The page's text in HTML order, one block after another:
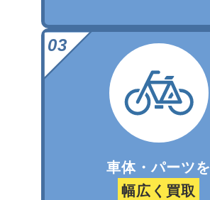
車体・パーツを
幅広く買取